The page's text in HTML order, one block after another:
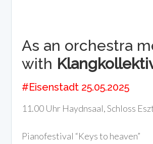
As an orchestra
with
#Eisenstadt 25.05.2025
11.00 Uhr Haydnsaal, Schloss
Pianofestival “Keys to heaven”